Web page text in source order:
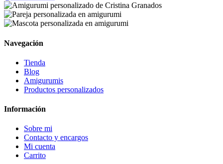
Navegación
Tienda
Blog
Amigurumis
Productos personalizados
Información
Sobre mi
Contacto y encargos
Mi cuenta
Carrito